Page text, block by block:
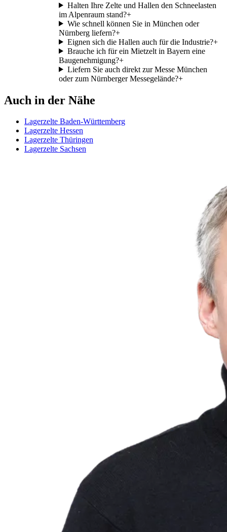
Halten Ihre Zelte und Hallen den Schneelasten
im Alpenraum stand?+
Wie schnell können Sie in München oder
Nürnberg liefern?+
Eignen sich die Hallen auch für die Industrie?+
Brauche ich für ein Mietzelt in Bayern eine
Baugenehmigung?+
Liefern Sie auch direkt zur Messe München
oder zum Nürnberger Messegelände?+
Auch in der Nähe
Lagerzelte Baden-Württemberg
Lagerzelte Hessen
Lagerzelte Thüringen
Lagerzelte Sachsen